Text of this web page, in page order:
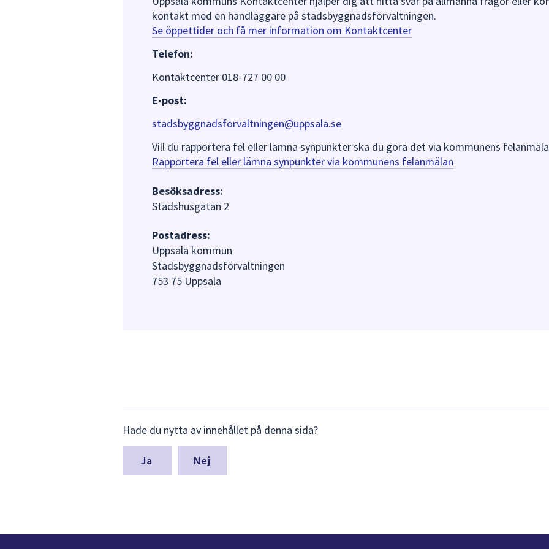
kontakt med en handläggare på stadsbyggnadsförvaltningen.
Se öppettider och få mer information om Kontaktcenter
Telefon:
Kontaktcenter 018-727 00 00
E-post:
stadsbyggnadsforvaltningen@uppsala.se
Vill du rapportera fel eller lämna synpunkter ska du göra det via kommunens
Rapportera fel eller lämna synpunkter via kommunens felanmälan
Besöksadress:
Stadshusgatan 2
Postadress:
Uppsala kommun
Stadsbyggnadsförvaltningen
753 75 Uppsala
synpunkter
för
denna
Hade du nytta av innehållet på denna sida?
Nej